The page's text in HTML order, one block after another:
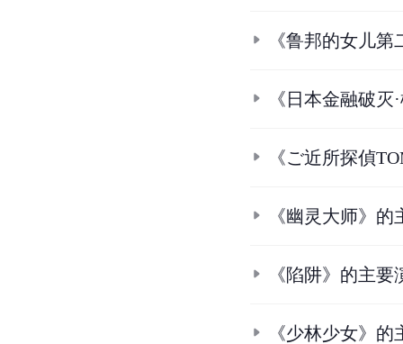
《鲁邦的女儿
《日本金融破
《ご近所探偵
《幽灵大师》的
《陷阱》的主要
《少林少女》的